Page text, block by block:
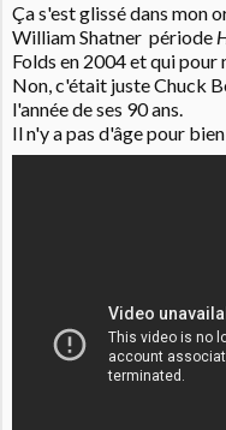
Ça s'est glissé dans mon
William Shatner période
Folds en 2004 et qui
Non, c'était juste Chuck
l'année de ses 90 ans.
Il n'y a pas d'âge pour